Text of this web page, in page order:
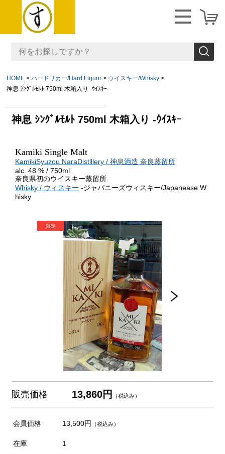
HOME ハードリカー/Hard Liquor
ウイスキー/Whisky
神息 ｼﾝｸﾞﾙﾓﾙﾄ 750ml 木箱入り -ｳｲｽｷｰ
神息 ｼﾝｸﾞﾙﾓﾙﾄ 750ml 木箱入り -ｳｲｽｷｰ
Kamiki Single Malt
KamikiSyuzou NaraDistillery / 神息酒造 奈良蒸留所
alc. 48 % / 750ml
奈良県初のウイスキー蒸留所
Whisky / ウィスキー -ジャパニーズウィスキー/Japanease W
hisky
販売価格 13,860円 （税込み）
会員価格 13,500円 （税込み）
在庫 1